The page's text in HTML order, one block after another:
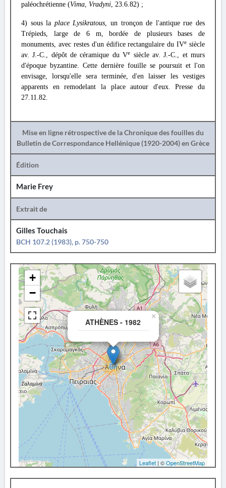
paléochrétienne (Vima, Vradyni, 23.6.82) ;
4) sous la place Lysikratous, un tronçon de l'antique rue des
Trépieds, large de 6 m, bordée de plusieurs bases de
monuments, avec restes d'un édifice rectangulaire du IVe siècle
av. J.-C., dépôt de céramique du Ve
siècle av. J.-C., et murs
d'époque byzantine. Cette dernière fouille se poursuit et l'on
envisage, lorsqu'elle sera terminée, d'en laisser les vestiges
apparents en remodelant la place autour d'eux. Presse du
27.11.82.
Mise en ligne rétrospective de la Chronique des fouilles du
Bulletin de Correspondance Hellénique (1920-2004) en Grèce
Édition
Marie Frey
Extrait de
Gilles Touchais
BCH 107.2 (1983), p. 750-750
ATHÈNES - 1982
×
+
−
Leaflet | ©OpenStreetMap